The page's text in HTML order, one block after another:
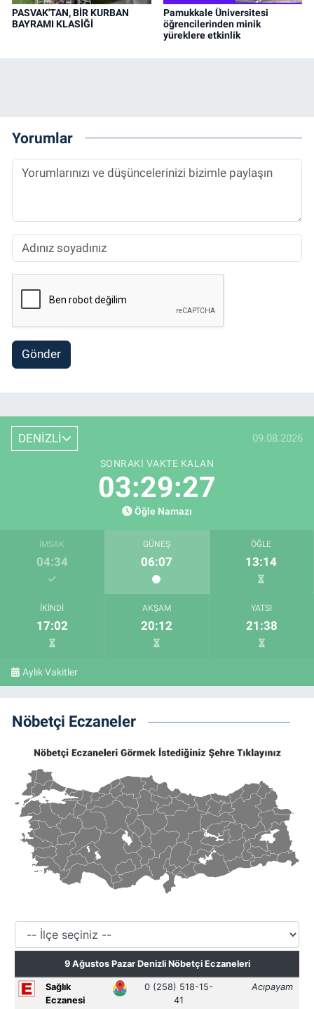
PASVAK'TAN, BİR KURBAN
BAYRAMI KLASİĞİ
Pamukkale Üniversitesi
öğrencilerinden minik
yüreklere etkinlik
Yorumlar
Gönder
DENİZLİ 09.08.2026
SONRAKI VAKTE KALAN
03:29:26
Öğle Namazı
İMSAK
04:34
GÜNEŞ
06:07
ÖĞLE
13:14
İKINDI
17:02
AKŞAM
20:12
YATSI
21:38
Aylık Vakitler
Nöbetçi Eczaneler